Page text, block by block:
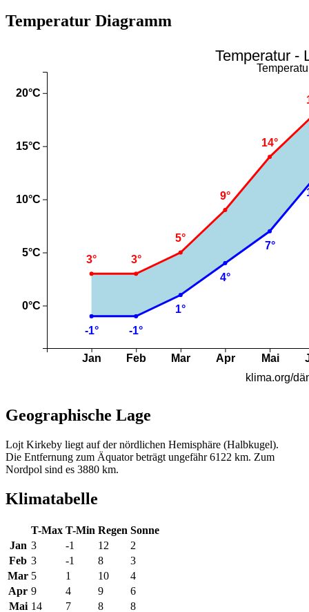
Temperatur Diagramm
Geographische Lage
Lojt Kirkeby liegt auf der nördlichen Hemisphäre (Halbkugel).
Die Entfernung zum Äquator beträgt ungefähr 6122 km. Zum
Nordpol sind es 3880 km.
Klimatabelle
T-Max T-Min Regen Sonne
Jan 3 -1 12
2
Feb 3 -1 8
3
Mar 5 1 10
4
Apr 9 4 9
6
Mai 14 7 8 8